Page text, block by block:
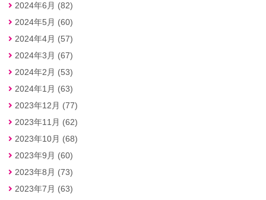
2024年6月 (82)
2024年5月 (60)
2024年4月 (57)
2024年3月 (67)
2024年2月 (53)
2024年1月 (63)
2023年12月 (77)
2023年11月 (62)
2023年10月 (68)
2023年9月 (60)
2023年8月 (73)
2023年7月 (63)